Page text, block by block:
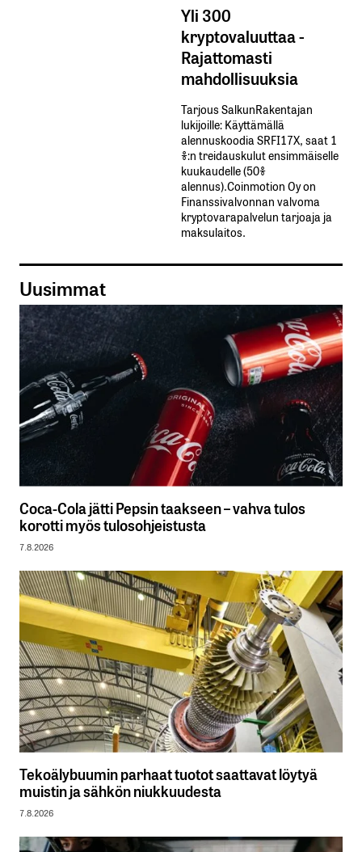
Yli 300
kryptovaluuttaa -
Rajattomasti
mahdollisuuksia
Tarjous SalkunRakentajan
lukijoille: Käyttämällä​ ​
alennuskoodia​ ​SRFI17X,​ ​saat​ ​1
%:n treidauskulut​ ​ensimmäiselle​ ​
kuukaudelle​ ​(50%​ ​
alennus).Coinmotion Oy on
Finanssivalvonnan valvoma
kryptovarapalvelun tarjoaja ja
maksulaitos.
Uusimmat
Coca-Cola jätti Pepsin taakseen – vahva tulos
korotti myös tulosohjeistusta
7.8.2026
Tekoälybuumin parhaat tuotot saattavat löytyä
muistin ja sähkön niukkuudesta
7.8.2026